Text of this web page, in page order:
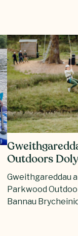
Outdoors
Gweithgareddau
Parkwood
Bannau